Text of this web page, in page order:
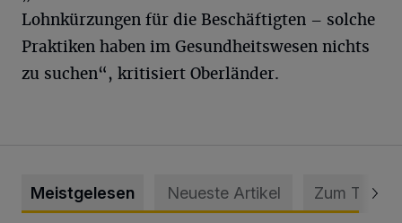
Lohnkürzungen für die Beschäftigten – solche
Praktiken haben im Gesundheitswesen nichts
zu suchen“, kritisiert Oberländer.
Meistgelesen Neueste Artikel Zum Thema